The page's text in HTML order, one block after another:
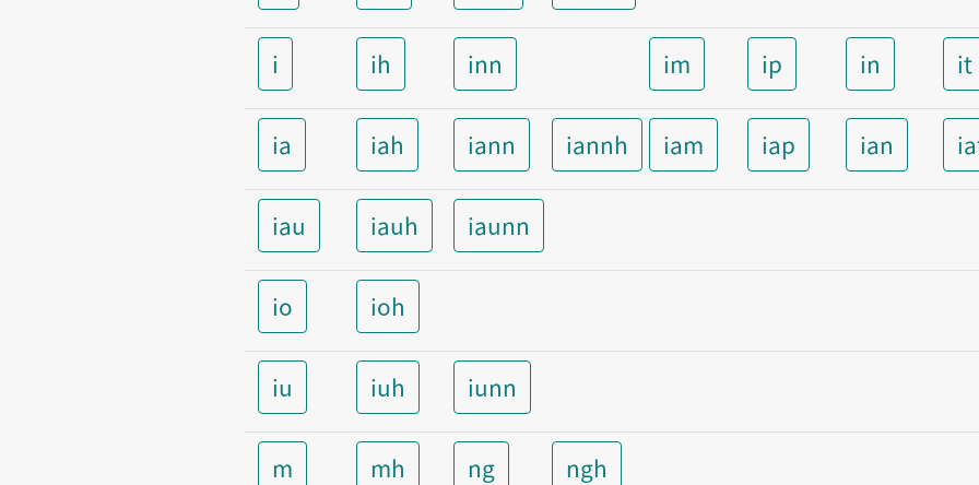
i ih inn im ip in it
ia iah iann iannh iam iap ian
iau iauh iaunn
io ioh
iu iuh iunn
m mh ng ngh